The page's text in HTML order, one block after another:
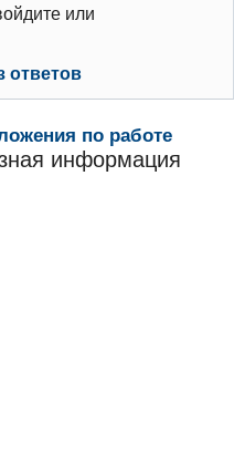
или
ответов
по работе
информация